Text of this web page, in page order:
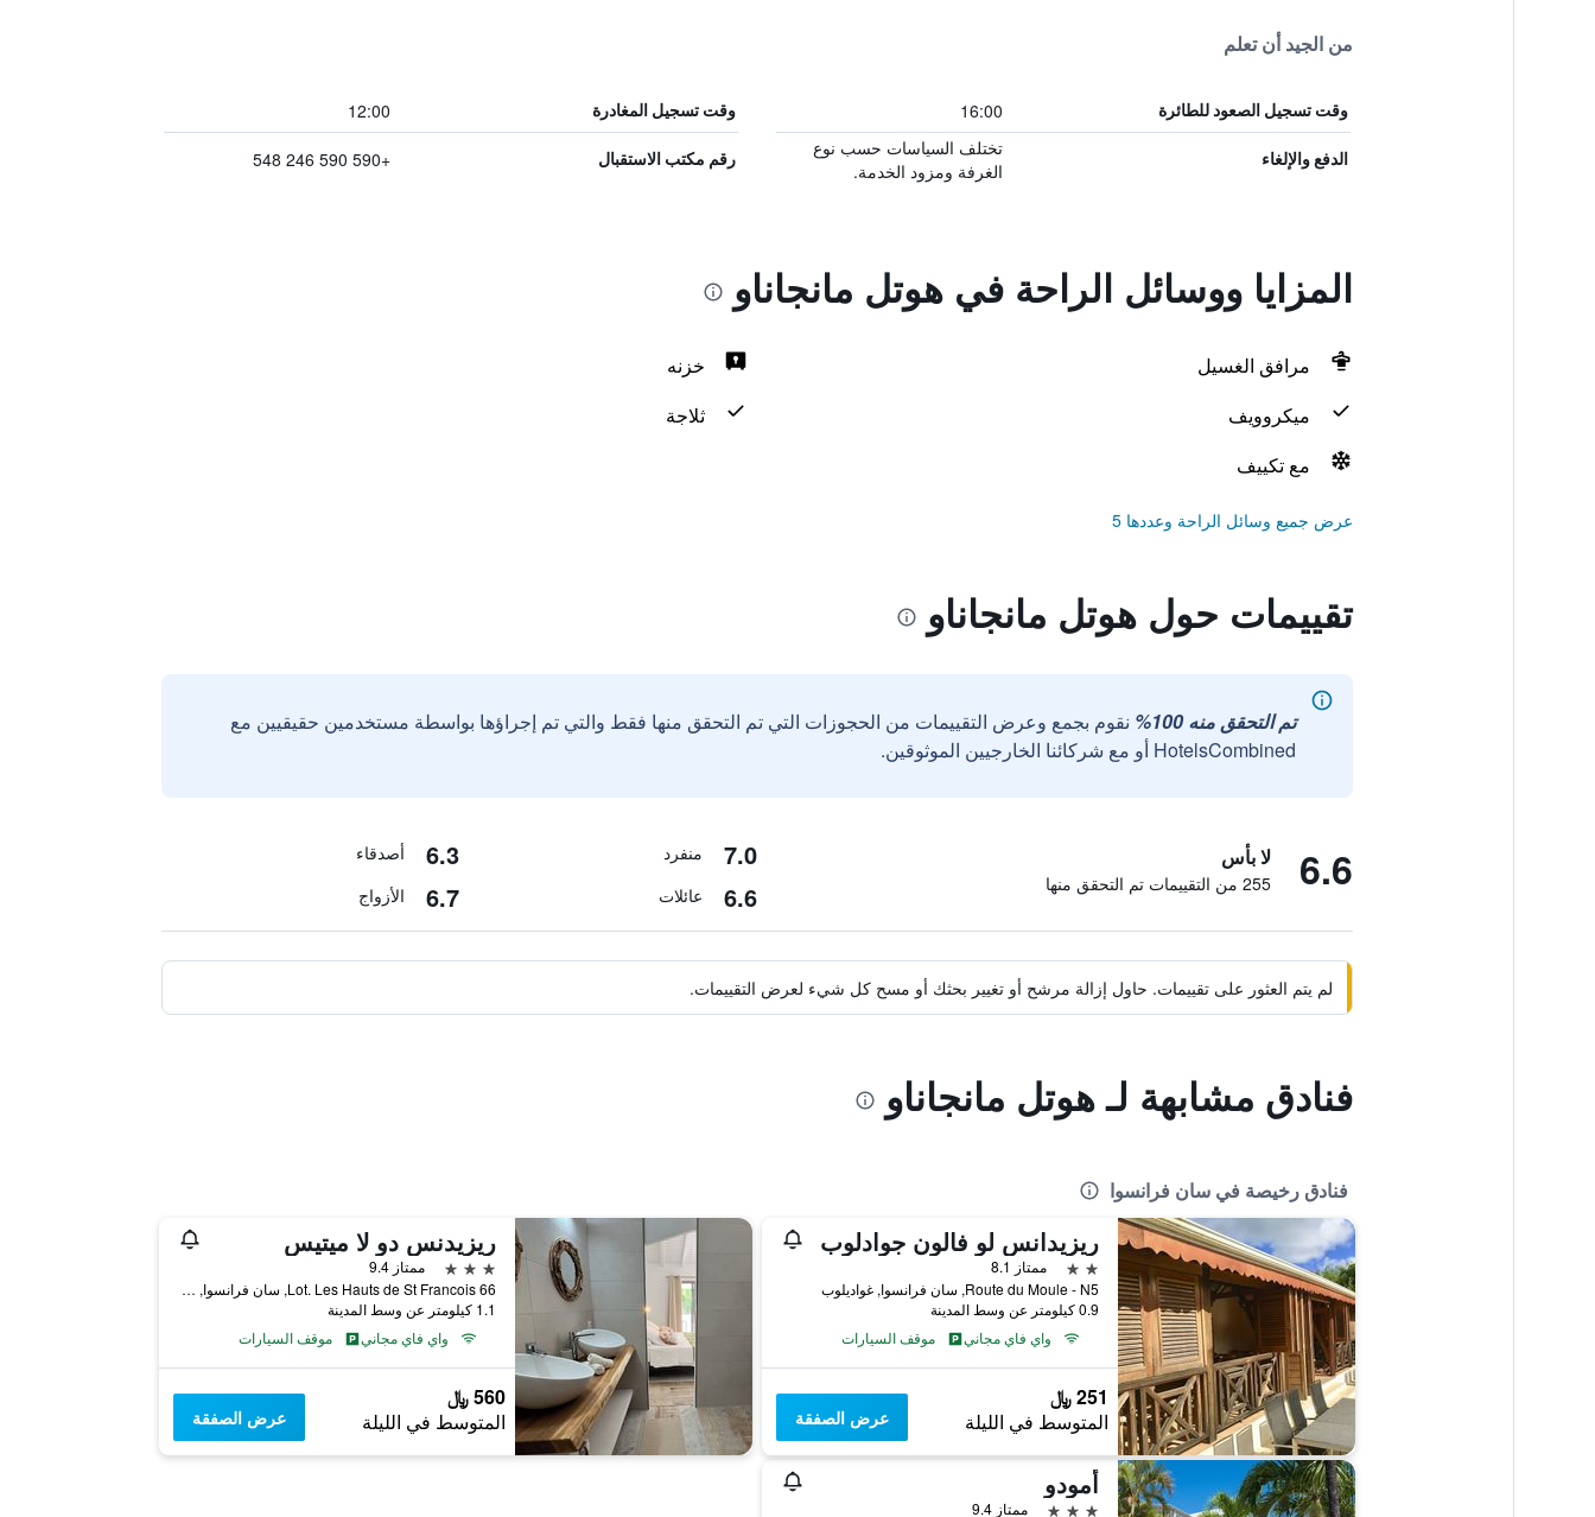
من الجيد أن تعلم
وقت تسجيل الصعود للطائرة 16:00 وقت تسجيل المغادرة 12:00
الدفع والإلغاء
تختلف السياسات حسب نوع
الغرفة ومزود الخدمة.
رقم مكتب الاستقبال +590 590 246 548
المزايا ووسائل الراحة في هوتل مانجاناو
مرافق الغسيل
خزنه
ميكروويف
ثلاجة
مع تكييف
عرض جميع وسائل الراحة وعددها 5
تقييمات حول هوتل مانجاناو
تم التحقق منه 100%
نقوم بجمع وعرض التقييمات من الحجوزات التي تم التحقق منها فقط والتي تم إجراؤها بواسطة مستخدمين حقيقيين مع
HotelsCombined أو مع شركائنا الخارجيين الموثوقين.
6.6 لا بأس
255 من التقييمات تم التحقق منها
7.0 منفرد 6.3 أصدقاء
6.6 عائلات 6.7 الأزواج
لم يتم العثور على تقييمات. حاول إزالة مرشح أو تغيير بحثك أو مسح كل شيء لعرض التقييمات.
فنادق مشابهة لـ هوتل مانجاناو
فنادق رخيصة في سان فرانسوا
ريزيدانس لو فالون جوادلوب
2 نجمتين
ممتاز 8.1
Route du Moule - N5, سان فرانسوا, غواديلوب
0.9 كيلومتر عن وسط المدينة
واي فاي مجاني
موقف السيارات
251 ﷼
المتوسط في الليلة عرض الصفقة
ريزيدنس دو لا ميتيس
3 نجوم
ممتاز 9.4
66 Lot. Les Hauts de St Francois, سان فرانسوا, غواديلوب
1.1 كيلومتر عن وسط المدينة
واي فاي مجاني
موقف السيارات
560 ﷼
المتوسط في الليلة عرض الصفقة
أمودو
3 نجوم ممتاز 9.4